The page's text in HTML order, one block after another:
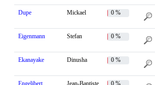
Dupe Mickael 0 %
Eigenmann Stefan 0 %
Ekanayake Dinusha 0 %
Engelibert Jean-Baptiste 0 %